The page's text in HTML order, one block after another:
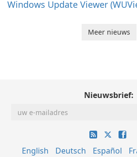
Windows Update Viewer
Meer nieuws
Nieuwsbrief:
English Deutsch Español